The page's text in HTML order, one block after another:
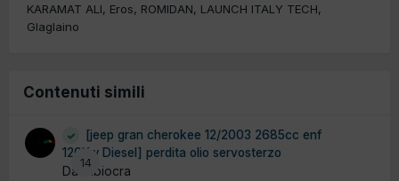
KARAMAT ALI
Eros ROMIDAN
LAUNCH ITALY TECH
Glaglaino
Contenuti simili
14
[jeep gran cherokee 12/2003 2685cc enf
120Kw Diesel] perdita olio servosterzo
Da fabiocra